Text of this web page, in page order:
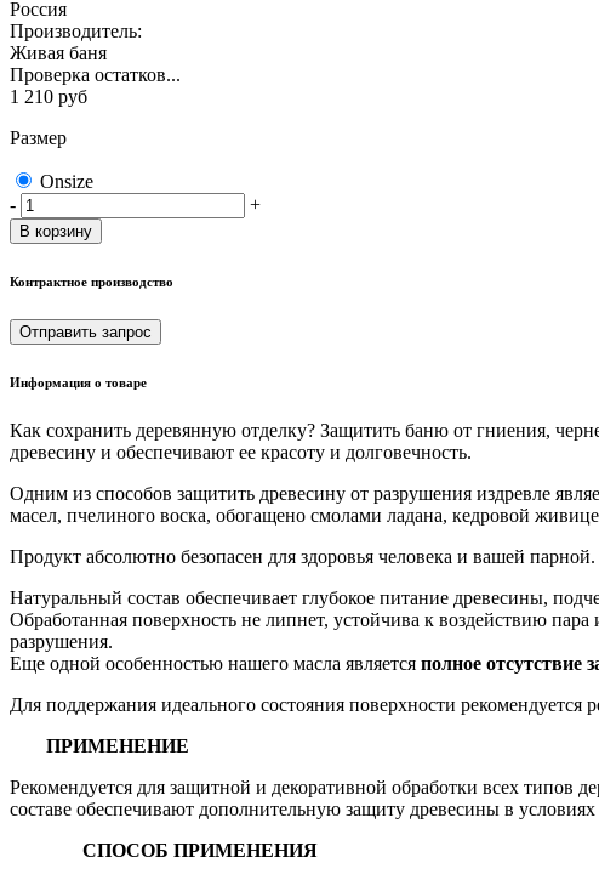
Россия
Производитель:
Живая баня
Проверка остатков...
1 210 руб
Размер
Onsize
-
+
В корзину
Контрактное производство
Отправить запрос
Информация о товаре
Как сохранить деревянную отделку? Защитить баню от гниения,
древесину и обеспечивают ее красоту и долговечность.
Одним из способов защитить древесину от разрушения издревле
масел, пчелиного воска, обогащено смолами ладана, кедровой
Продукт абсолютно безопасен для здоровья человека и вашей парной.
Натуральный состав обеспечивает глубокое питание древесины,
Обработанная поверхность не липнет, устойчива к воздействию
разрушения.
Еще одной особенностью нашего масла является полное отсутствие
Для поддержания идеального состояния поверхности
ПРИМЕНЕНИЕ
Рекомендуется для защитной и декоративной обработки всех типов
составе обеспечивают дополнительную защиту древесины в
СПОСОБ ПРИМЕНЕНИЯ